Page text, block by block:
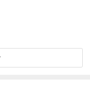
라